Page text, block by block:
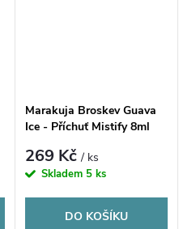
Marakuja Broskev Guava
Ice - Příchuť Mistify 8ml
269 Kč/ ks
Skladem 5 ks
DO KOŠÍKU